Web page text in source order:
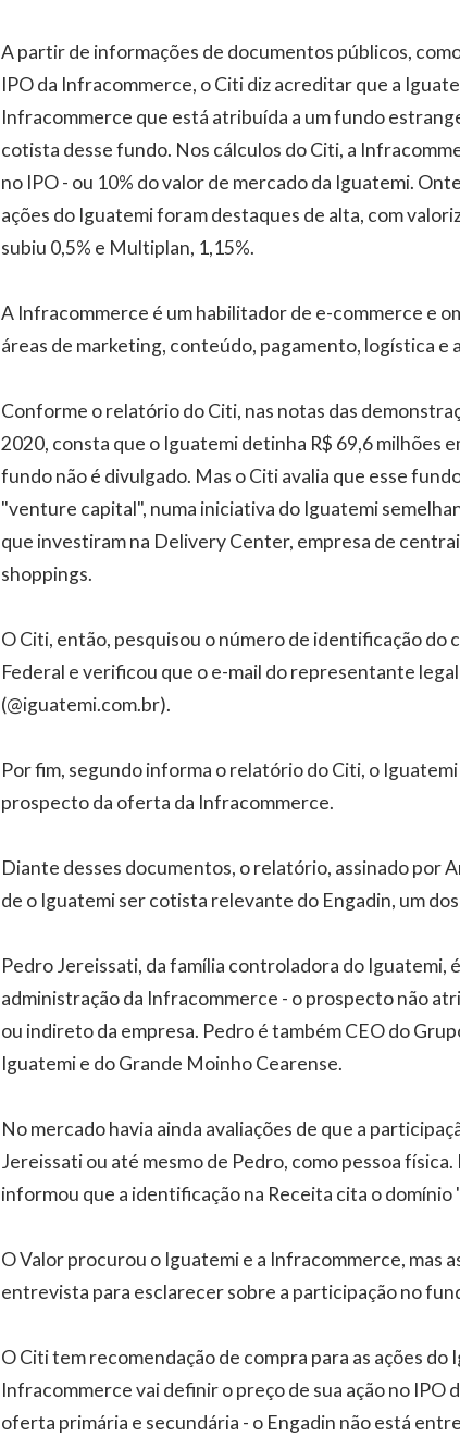
A partir de informações de documentos públicos,
IPO da Infracommerce, o Citi diz acreditar que a
Infracommerce que está atribuída a um fundo
cotista desse fundo. Nos cálculos do Citi, a
no IPO - ou 10% do valor de mercado da Iguatemi.
ações do Iguatemi foram destaques de alta, com
subiu 0,5% e Multiplan, 1,15%.
A Infracommerce é um habilitador de e-commerce e
áreas de marketing, conteúdo, pagamento, logística e
Conforme o relatório do Citi, nas notas das
2020, consta que o Iguatemi detinha R$ 69,6 milhões
fundo não é divulgado. Mas o Citi avalia que esse
"venture capital", numa iniciativa do Iguatemi
que investiram na Delivery Center, empresa de
shoppings.
O Citi, então, pesquisou o número de identificação do
Federal e verificou que o e-mail do representante
(@iguatemi.com.br).
Por fim, segundo informa o relatório do Citi, o
prospecto da oferta da Infracommerce.
Diante desses documentos, o relatório, assinado por
de o Iguatemi ser cotista relevante do Engadin, um
Pedro Jereissati, da família controladora do Iguatemi,
administração da Infracommerce - o prospecto não
ou indireto da empresa. Pedro é também CEO do
Iguatemi e do Grande Moinho Cearense.
No mercado havia ainda avaliações de que a
Jereissati ou até mesmo de Pedro, como pessoa
informou que a identificação na Receita cita o domínio
O Valor procurou o Iguatemi e a Infracommerce, mas
entrevista para esclarecer sobre a participação no
O Citi tem recomendação de compra para as ações do
Infracommerce vai definir o preço de sua ação no IPO
oferta primária e secundária - o Engadin não está